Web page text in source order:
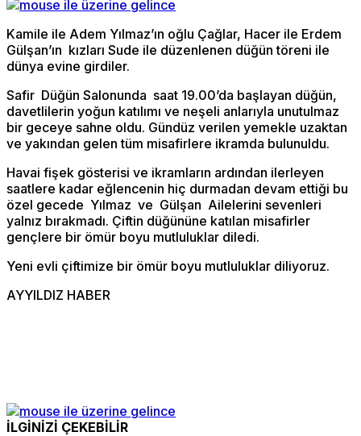
Kamile ile Adem Yılmaz’ın oğlu Çağlar, Hacer ile Erdem
Gülşan’ın kızları Sude ile düzenlenen düğün töreni ile
dünya evine girdiler.
Safir Düğün Salonunda saat 19.00’da başlayan düğün,
davetlilerin yoğun katılımı ve neşeli anlarıyla unutulmaz
bir geceye sahne oldu. Gündüz verilen yemekle uzaktan
ve yakından gelen tüm misafirlere ikramda bulunuldu.
Havai fişek gösterisi ve ikramların ardından ilerleyen
saatlere kadar eğlencenin hiç durmadan devam ettiği bu
özel gecede Yılmaz ve Gülşan Ailelerini sevenleri
yalnız bırakmadı. Çiftin düğününe katılan misafirler
gençlere bir ömür boyu mutluluklar diledi.
Yeni evli çiftimize bir ömür boyu mutluluklar diliyoruz.
AYYILDIZ HABER
İLGİNİZİ ÇEKEBİLİR